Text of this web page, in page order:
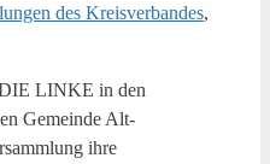
des Kreisverbandes,
LINKE in den
Gemeinde Alt-
ihre